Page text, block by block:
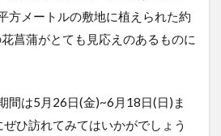
方メートルの敷地に植えられた約
菖蒲がとても見応えのあるものに
間は5月26日(金)~6月18日(日)ま
ひ訪れてみてはいかがでしょう